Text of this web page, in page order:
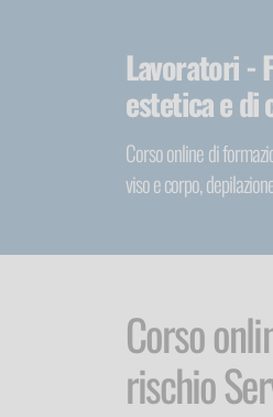
Lavoratori -
estetica e di
Corso online di
viso e corpo,
Corso
rischio